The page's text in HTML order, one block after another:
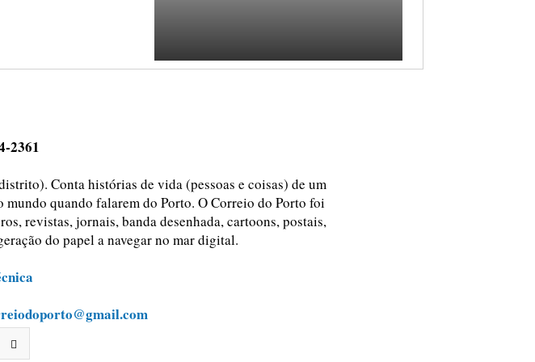
2361
Conta histórias de vida (pessoas e coisas) de um
quando falarem do Porto. O Correio do Porto foi
revistas, jornais, banda desenhada, cartoons, postais,
do papel a navegar no mar digital.